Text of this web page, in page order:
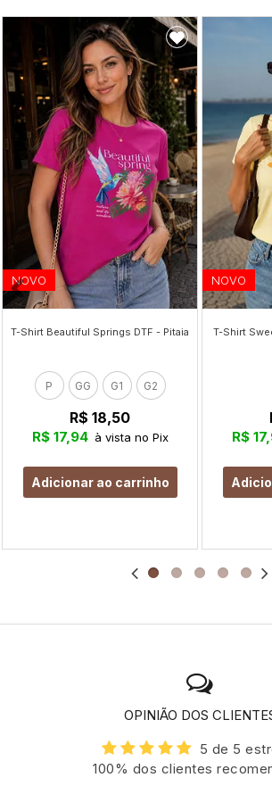
NOVO
T-Shirt Beautiful Springs DTF - Pitaia
P GG G1 G2
R$ 18,50
R$ 17,94 à vista no Pix
Adicionar ao carrinho
NOVO
T-Shirt
R$
OPINIÃO DOS
5 de 5
100% dos clientes